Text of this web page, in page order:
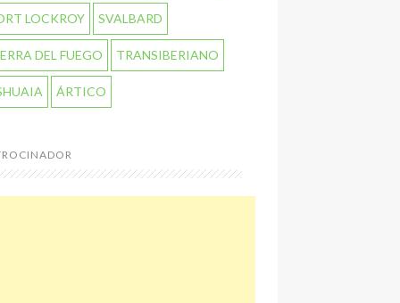
LOCKROY SVALBARD
DEL FUEGO TRANSIBERIANO
ÁRTICO